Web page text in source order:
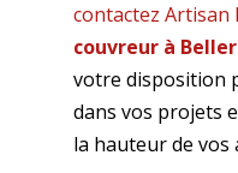
contactez
couvreur à
votre disposition
dans vos projets
la hauteur de vos